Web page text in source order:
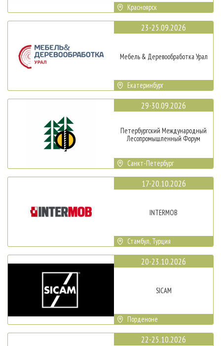
Красноярск
23-25.09.2026
Мебель & Деревообработка Урал
Екатеринбург
29-30.09.2026
Петербургский Международный
Лесопромышленный Форум
Санкт-Петербург
17-20.10.2026
INTERMOB
Стамбул, Турция
20-23.10.2026
SICAM
Порденоне
22-25.10.2026